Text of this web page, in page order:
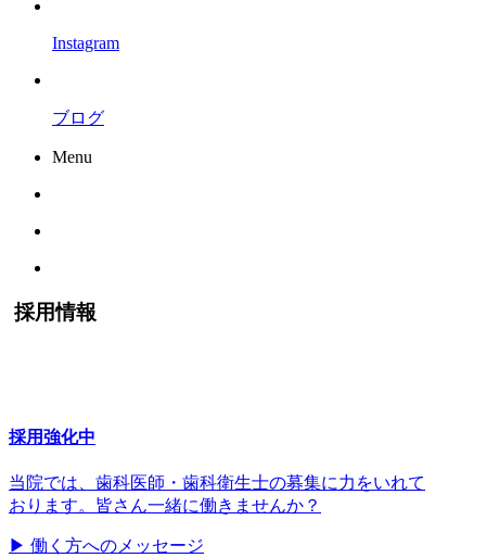
Instagram
ブログ
Menu
採用情報
採用強化中
当院では、歯科医師・歯科衛生士の募集に力をいれて
おります。皆さん一緒に働きませんか？
▶ 働く方へのメッセージ